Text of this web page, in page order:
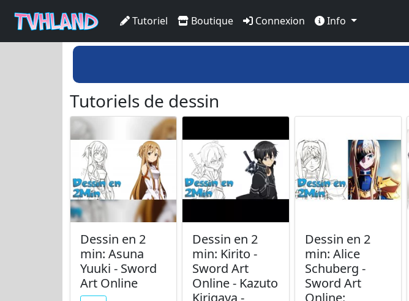
Tutoriel Boutique Connexion Info
Tutoriels de dessin
Dessin en 2
min: Asuna
Yuuki - Sword
Art Online
Dessin en 2
min: Kirito -
Sword Art
Online - Kazuto
Dessin en 2
min: Alice
Schuberg -
Sword Art